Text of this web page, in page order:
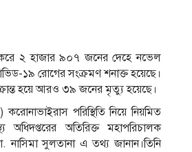
২ হাজার ৯০৭ জনের দেহে নভেল
১৯ রোগের সংক্রমণ শনাক্ত হয়েছে।
হয়ে আরও ৩৯ জনের মৃত্যু হয়েছে।
পরিস্থিতি নিয়ে নিয়মিত
অধিদপ্তরের অতিরিক্ত মহাপরিচালক
নাসিমা সুলতানা এ তথ্য জানান।তিনি